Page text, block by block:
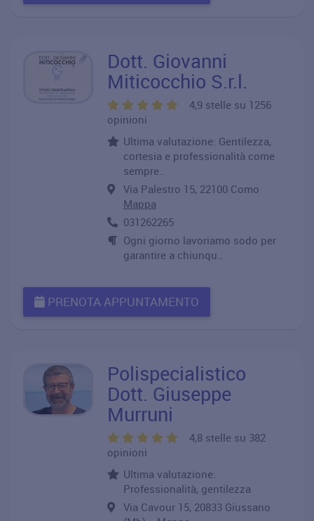
Dott. Giovanni
Miticocchio S.r.l.
4,9 stelle su 1256
opinioni
Ultima valutazione: Gentilezza,
cortesia e professionalità come
sempre..
Via Palestro 15, 22100 Como
Mappa
031262265
Ogni giorno lavoriamo sodo per
garantire a chiunqu..
PRENOTA APPUNTAMENTO
Polispecialistico
Dott. Giuseppe
Murruni
4,8 stelle su 382
opinioni
Ultima valutazione:
Professionalità, gentilezza
Via Cavour 15, 20833 Giussano